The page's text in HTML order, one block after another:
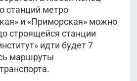
станций метро
и «Приморская» можно
строящейся станции
идти будет 7
маршруты